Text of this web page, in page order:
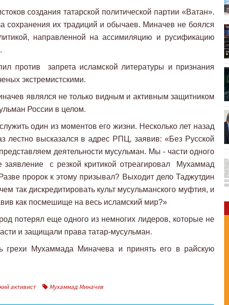
создания татарской политической партии «Ватан».
сохранения их традиций и обычаев. Миначев не боялся
направленной на ассимиляцию и русификацию
против запрета исламской литературы и признания
экстремистскими.
являлся не только видным и активным защитником
России в целом.
один из моментов его жизни. Несколько лет назад
лестно высказался в адрес РПЦ, заявив: «Без Русской
деятельности мусульман. Мы - части одного
заявление с резкой критикой отреагировал Мухаммад
пророк к этому призывал? Выходит дело Таджутдин
так дискредитировать культ мусульманского муфтия, и
как посмешище на весь исламский мир?»
потерял еще одного из немногих лидеров, которые не
и защищали права татар-мусульман.
грехи Мухаммада Миначева и принять его в райскую
активист Мухаммад Миначев